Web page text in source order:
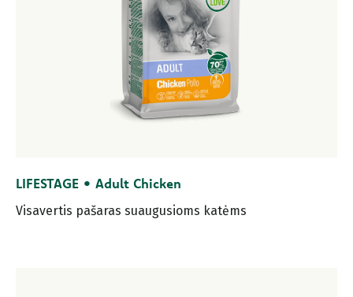
LIFESTAGE • Adult Chicken
Visavertis pašaras suaugusioms katėms